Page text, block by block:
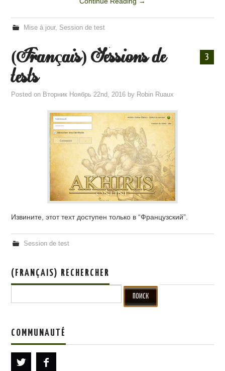
Mise à jour, Session de test
3
(Français) Sessions de
tests
Posted on Вторник Ноябрь 22nd, 2016 by Robin Ruaux
Извините, этот техт доступен только в “Французский”.
Session de test
(FRANÇAIS) RECHERCHER
COMMUNAUTÉ